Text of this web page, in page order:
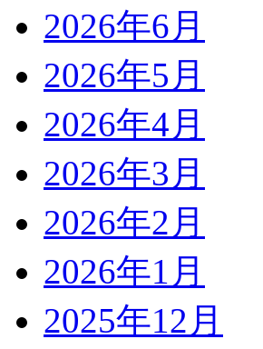
2026年6月
2026年5月
2026年4月
2026年3月
2026年2月
2026年1月
2025年12月